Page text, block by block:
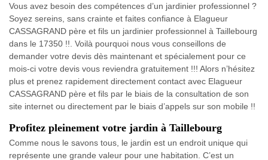
Vous avez besoin des compétences d’un jardinier professionnel ?
Soyez sereins, sans crainte et faites confiance à Elagueur
CASSAGRAND père et fils un jardinier professionnel à Taillebourg
dans le 17350 !!. Voilà pourquoi nous vous conseillons de
demander votre devis dès maintenant et spécialement pour ce
mois-ci votre devis vous reviendra gratuitement !!! Alors n’hésitez
plus et prenez rapidement directement contact avec Elagueur
CASSAGRAND père et fils par le biais de la consultation de son
site internet ou directement par le biais d’appels sur son mobile !!
Profitez pleinement votre jardin à Taillebourg
Comme nous le savons tous, le jardin est un endroit unique qui
représente une grande valeur pour une habitation. C’est un